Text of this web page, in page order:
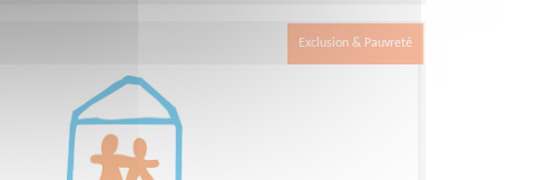
Exclusion & Pauvreté